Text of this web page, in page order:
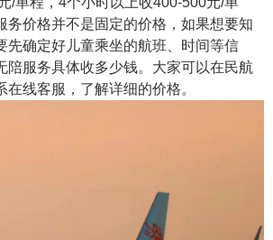
务价格并不是固定的价格，如果想要知
先确定好儿童乘坐的航班、时间等信
陪服务具体收多少钱。大家可以在民航
线客服，了解详细的价格。